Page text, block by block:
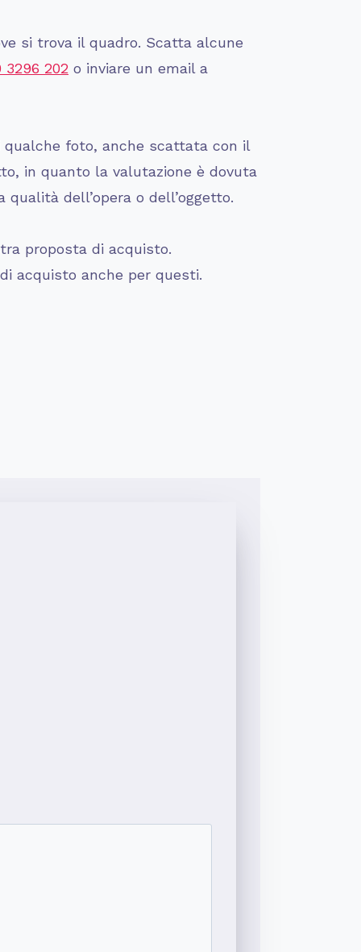
si trova il quadro. Scatta alcune
3296 202 o inviare un email a
qualche foto, anche scattata con il
in quanto la valutazione è dovuta
dell’opera o dell’oggetto.
proposta di acquisto.
acquisto anche per questi.